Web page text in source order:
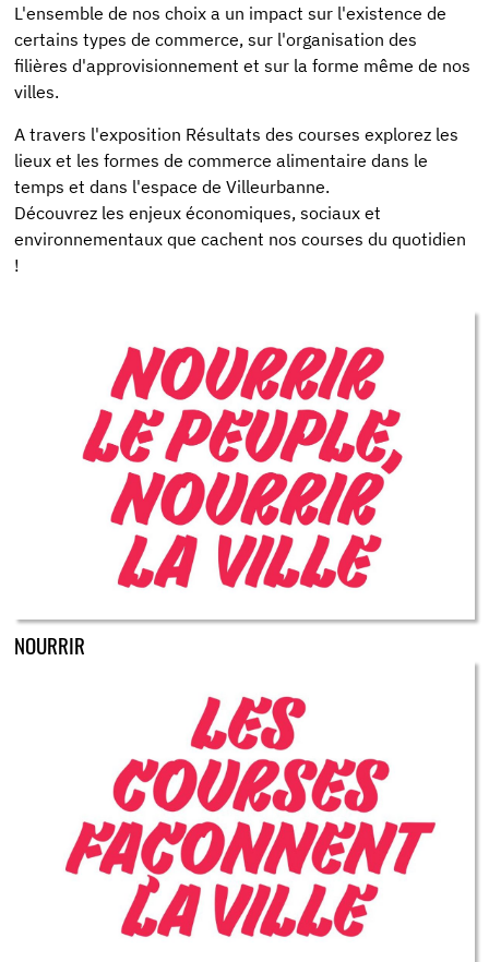
L'ensemble de nos choix a un impact sur l'existence de
certains types de commerce, sur l'organisation des
filières d'approvisionnement et sur la forme même de nos
villes.
A travers l'exposition Résultats des courses explorez les
lieux et les formes de commerce alimentaire dans le
temps et dans l'espace de Villeurbanne.
Découvrez les enjeux économiques, sociaux et
environnementaux que cachent nos courses du quotidien
!
NOURRIR